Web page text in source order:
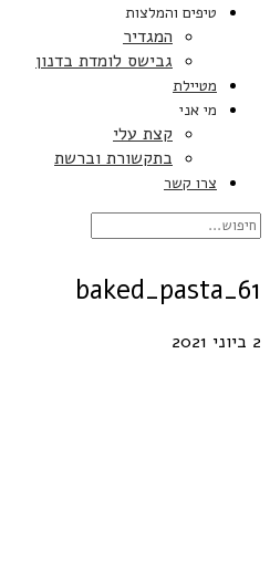
טיפים והמלצות
המגדיר
גבישס לומדת בדנון
מטיילת
מי אני
קצת עלי
בתקשורת וברשת
צרו קשר
baked_pasta_61
2 ביוני 2021